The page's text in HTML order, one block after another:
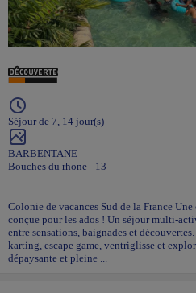
Séjour de 7, 14 jour(s)
BARBENTANE
Bouches du rhone - 13
Colonie de vacances Sud de la France
conçue pour les ados ! Un séjour multi-
entre sensations, baignades et
karting, escape game, ventriglisse et
dépaysante et pleine ...